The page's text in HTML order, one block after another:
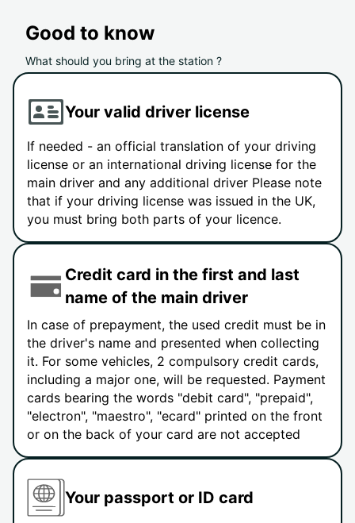
Good to know
What should you bring at the station ?
Your valid driver license
If needed - an official translation of your driving
license or an international driving license for the
main driver and any additional driver Please note
that if your driving license was issued in the UK,
you must bring both parts of your licence.
Credit card in the first and last
name of the main driver
In case of prepayment, the used credit must be in
the driver's name and presented when collecting
it. For some vehicles, 2 compulsory credit cards,
including a major one, will be requested. Payment
cards bearing the words "debit card", "prepaid",
"electron", "maestro", "ecard" printed on the front
or on the back of your card are not accepted
Your passport or ID card